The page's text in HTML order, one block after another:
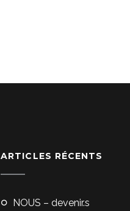
ARTICLES RÉCENTS
NOUS – devenir.s